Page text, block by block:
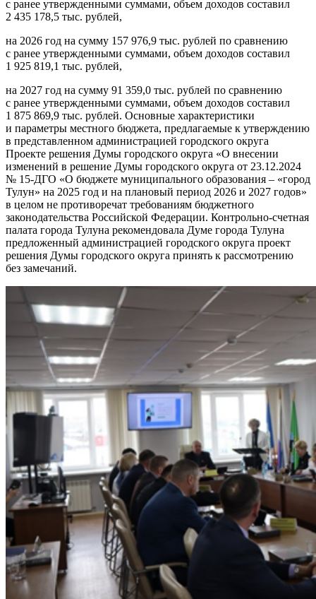
с ранее утвержденными суммами, объем доходов составил
2 435 178,5 тыс. рублей,
на 2026 год на сумму 157 976,9 тыс. рублей по сравнению
с ранее утвержденными суммами, объем доходов составил
1 925 819,1 тыс. рублей,
на 2027 год на сумму 91 359,0 тыс. рублей по сравнению
с ранее утвержденными суммами, объем доходов составил
1 875 869,9 тыс. рублей. Основные характеристики
и параметры местного бюджета, предлагаемые к утверждению
в представленном администрацией городского округа
Проекте решения Думы городского округа «О внесении
изменений в решение Думы городского округа от 23.12.2024
№ 15-ДГО «О бюджете муниципального образования – «город
Тулун» на 2025 год и на плановый период 2026 и 2027 годов»
в целом не противоречат требованиям бюджетного
законодательства Российской Федерации. Контрольно-счетная
палата города Тулуна рекомендовала Думе города Тулуна
предложенный администрацией городского округа проект
решения Думы городского округа принять к рассмотрению
без замечаний.